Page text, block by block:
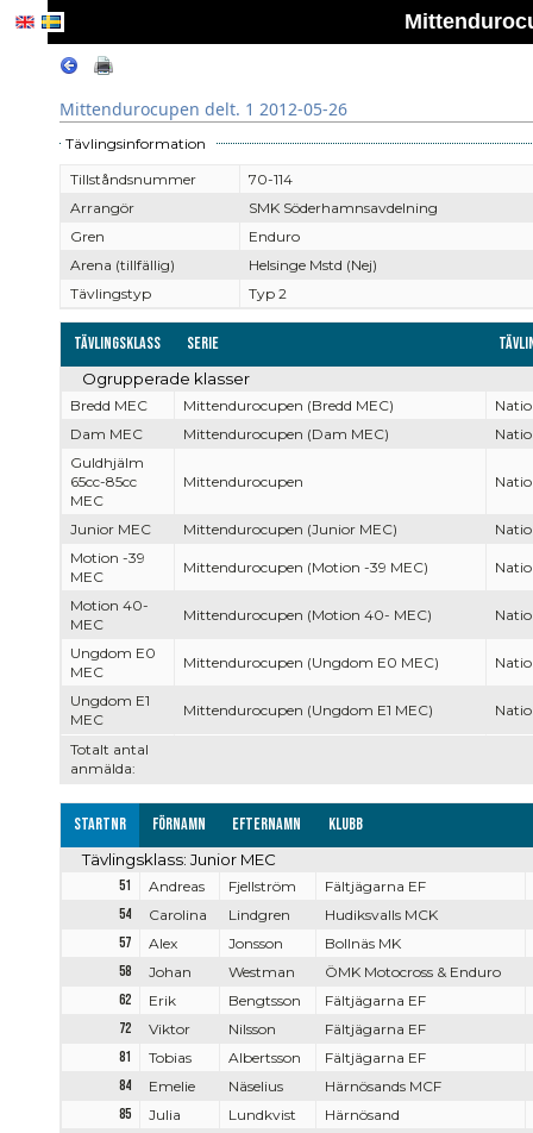
Mittendurocupen delt. 1 2012-05-26
Tävlingsinformation
Tillståndsnummer
70-114
Arrangör
SMK Söderhamnsavdelning
Gren
Enduro
Arena (tillfällig)
Helsinge Mstd (Nej)
Tävlingstyp
Typ 2
Tävlingsklass Serie
Totalt antal
anmälda:
Ogrupperade klasser
Bredd MEC Mittendurocupen (Bredd MEC)
Dam MEC
Mittendurocupen (Dam MEC)
Guldhjälm
65cc-85cc
MEC
Mittendurocupen
Junior MEC Mittendurocupen (Junior MEC)
Motion -39
MEC
Mittendurocupen (Motion -39 MEC)
Motion 40-
MEC
Mittendurocupen (Motion 40- MEC)
Ungdom E0
MEC
Mittendurocupen (Ungdom E0 MEC)
Ungdom E1
MEC
Mittendurocupen (Ungdom E1 MEC)
Startnr Förnamn Efternamn Klubb
Tävlingsklass: Junior MEC
51 Andreas Fjellström
Fältjägarna EF
54
Carolina Lindgren
Hudiksvalls MCK
57
Alex Jonsson
Bollnäs MK
58
Johan Westman
ÖMK Motocross & Enduro
62
Erik Bengtsson
Fältjägarna EF
72
Viktor Nilsson
Fältjägarna EF
81
Tobias Albertsson
Fältjägarna EF
84
Emelie Näselius
Härnösands MCF
85
Julia Lundkvist
Härnösand